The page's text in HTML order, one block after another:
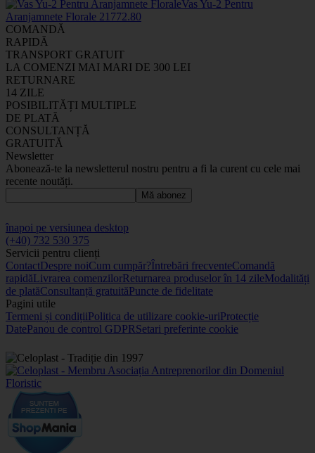
Vas Yu-2 Pentru
Aranjamnete Florale 21772.80
COMANDĂ
RAPIDĂ
TRANSPORT GRATUIT
LA COMENZI MAI MARI DE 300 LEI
RETURNARE
14 ZILE
POSIBILITĂȚI MULTIPLE
DE PLATĂ
CONSULTANȚĂ
GRATUITĂ
Newsletter
Abonează-te la newsletterul nostru pentru a fi la curent cu cele mai
recente noutăți.
Mă abonez
înapoi pe versiunea desktop
(+40) 732 530 375
Servicii pentru clienți
ContactDespre noiCum cumpăr?Întrebări frecventeComandă
rapidăLivrarea comenzilorReturnarea produselor în 14 zileModalități
de platăConsultanță gratuităPuncte de fidelitate
Pagini utile
Termeni și condițiiPolitica de utilizare cookie-uriProtecție
DatePanou de control GDPRSetari preferinte cookie